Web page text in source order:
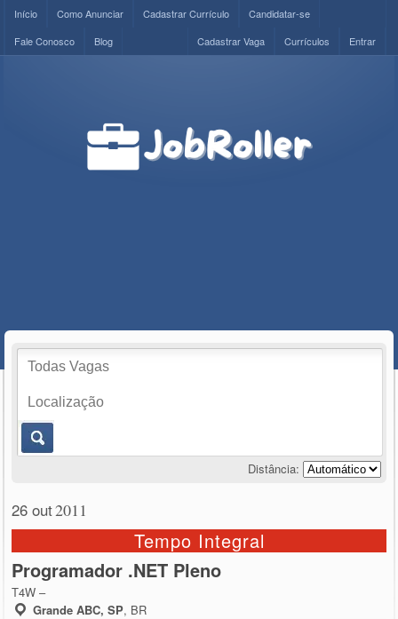
Início Como Anunciar Cadastrar Currículo
Candidatar-se
Fale Conosco
Blog Entrar
Currículos
Cadastrar Vaga
Distância:
26 out2011
Tempo Integral
Programador .NET Pleno
T4W –
Grande ABC, SP, BR